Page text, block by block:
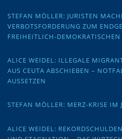
STEFAN MÖLLER: JURISTEN
VERBOTSFORDERUNG ZUM
FREIHEITLICH-
ALICE WEIDEL: ILLEGALE
AUS CEUTA ABSCHIEBEN –
AUSSETZEN
STEFAN MÖLLER: MERZ-KRISE IM
ALICE WEIDEL: